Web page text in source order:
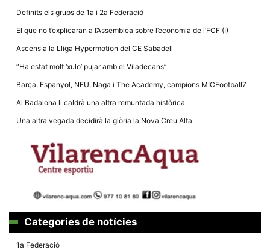
Definits els grups de 1a i 2a Federació
El que no t’explicaran a l’Assemblea sobre l’economia de l’FCF (I)
Ascens a la Lliga Hypermotion del CE Sabadell
“Ha estat molt ‘xulo’ pujar amb el Viladecans”
Barça, Espanyol, NFU, Naga i The Academy, campions MICFootball7
Al Badalona li caldrà una altra remuntada històrica
Una altra vegada decidirà la glòria la Nova Creu Alta
Categories de notícies
1a Federació
Necessàries
Aquestes
són
necessàries
per al
funcionament
Recopilem